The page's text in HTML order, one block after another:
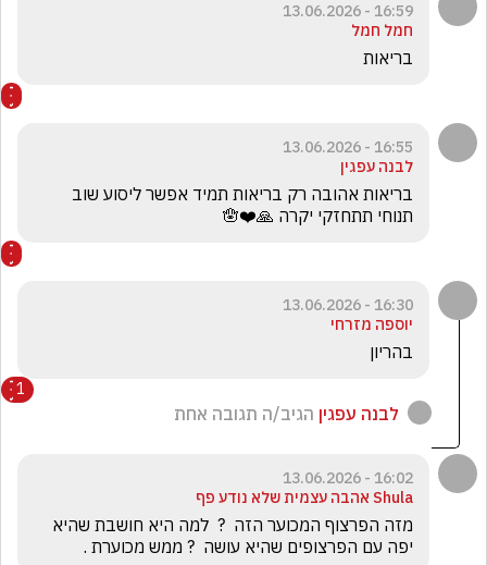
16:59 - 13.06.2026
חמל חמל
בריאות
16:55 - 13.06.2026
לבנה עפגין
תנוחי תתחזקי יקרה 🙏❤️🪬
16:30 - 13.06.2026
יוספה מזרחי
בהריון
1
לבנה עפגין הגיב/ה תגובה אחת
16:02 - 13.06.2026
Shula אהבה עצמית שלא נודע פף
יפה עם הפרצופים שהיא עושה  ? ממש מכוערת .